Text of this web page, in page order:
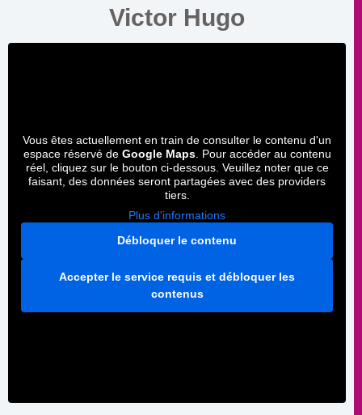
Victor Hugo
Vous êtes actuellement en train de consulter le contenu d'un
espace réservé de Google Maps. Pour accéder au contenu
réel, cliquez sur le bouton ci-dessous. Veuillez noter que ce
faisant, des données seront partagées avec des providers
tiers.
Plus d'informations
Débloquer le contenu
Accepter le service requis et débloquer les
contenus